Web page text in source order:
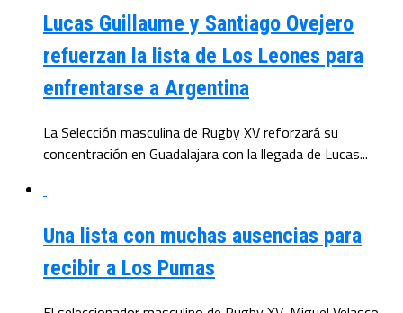
Lucas Guillaume y Santiago Ovejero
refuerzan la lista de Los Leones para
enfrentarse a Argentina
La Selección masculina de Rugby XV reforzará su
concentración en Guadalajara con la llegada de Lucas...
Una lista con muchas ausencias para
recibir a Los Pumas